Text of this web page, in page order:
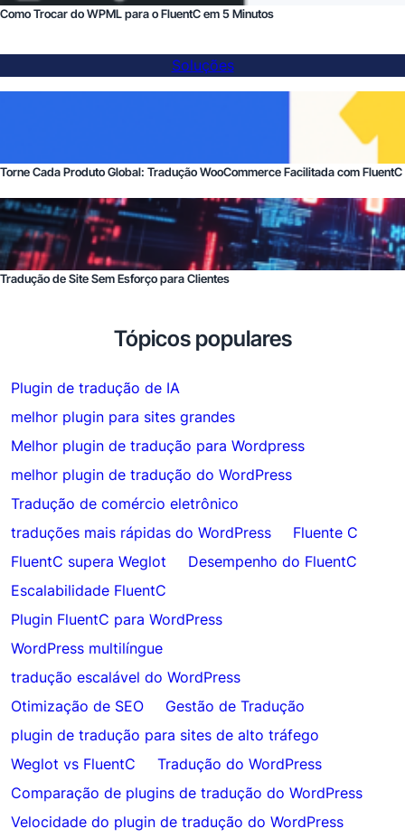
Como Trocar do WPML para o FluentC em 5 Minutos
Soluções
Torne Cada Produto Global: Tradução WooCommerce Facilitada com FluentC
Tradução de Site Sem Esforço para Clientes
Tópicos populares
Plugin de tradução de IA
melhor plugin para sites grandes
Melhor plugin de tradução para Wordpress
melhor plugin de tradução do WordPress
Tradução de comércio eletrônico
traduções mais rápidas do WordPress
Fluente C
FluentC supera Weglot
Desempenho do FluentC
Escalabilidade FluentC
Plugin FluentC para WordPress
WordPress multilíngue
tradução escalável do WordPress
Otimização de SEO
Gestão de Tradução
plugin de tradução para sites de alto tráfego
Weglot vs FluentC
Tradução do WordPress
Comparação de plugins de tradução do WordPress
Velocidade do plugin de tradução do WordPress